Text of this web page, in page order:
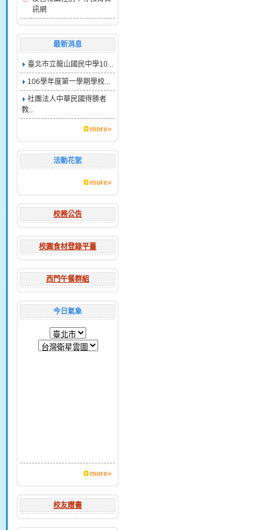
訊網
最新消息
臺北市立龍山國民中學10...
106學年度第一學期學校...
社團法人中華民國得勝者
教...
more»
活動花絮
more»
校務公告
校園食材登錄平臺
西門午餐群組
今日氣象
more»
校友贈書